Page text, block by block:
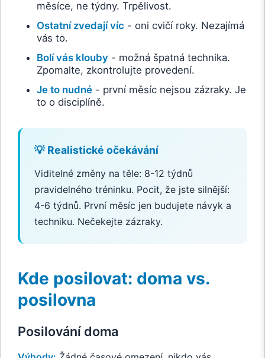
měsíce, ne týdny. Trpělivost.
Ostatní zvedají víc - oni cvičí roky. Nezajímá
vás to.
Bolí vás klouby - možná špatná technika.
Zpomalte, zkontrolujte provedení.
Je to nudné- první měsíc nejsou zázraky. Je
to o disciplíně.
💡 Realistické očekávání
Viditelné změny na těle: 8-12 týdnů
pravidelného tréninku. Pocit, že jste silnější:
4-6 týdnů. První měsíc jen budujete návyk a
techniku. Nečekejte zázraky.
Kde posilovat: doma vs.
posilovna
Posilování doma